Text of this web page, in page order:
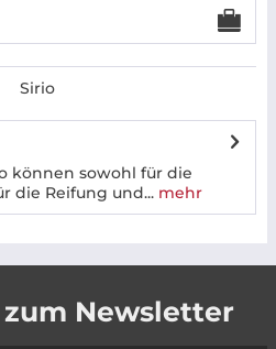
Sirio
können sowohl für die
die Reifung und... mehr
Newsletter